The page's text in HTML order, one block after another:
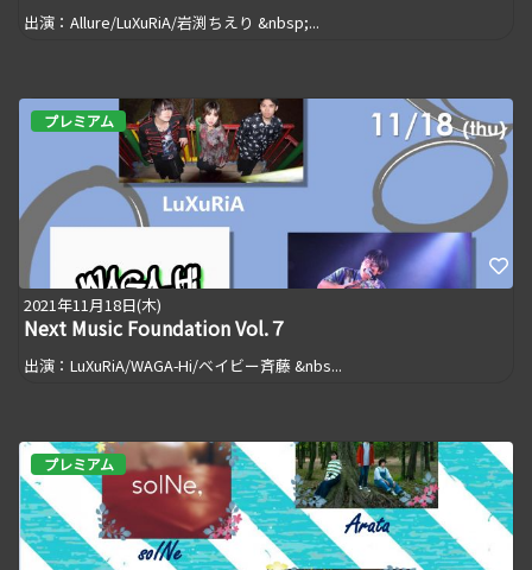
出演：Allure/LuXuRiA/岩渕ちえり &nbsp;...
プレミアム
2021年11月18日(木)
Next Music Foundation Vol.７
出演：LuXuRiA/WAGA-Hi/ベイビー斉藤 &nbs...
プレミアム